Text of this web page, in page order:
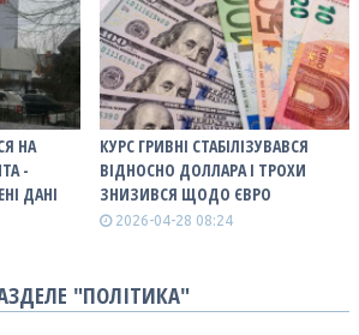
НА
-
ДАНІ
КУРС ГРИВНІ СТАБІЛІЗУВАВСЯ
ВІДНОСНО ДОЛЛАРА І ТРОХИ
ЗНИЗИВСЯ ЩОДО ЄВРО
2026-04-28 08:24
"ПОЛІТИКА"